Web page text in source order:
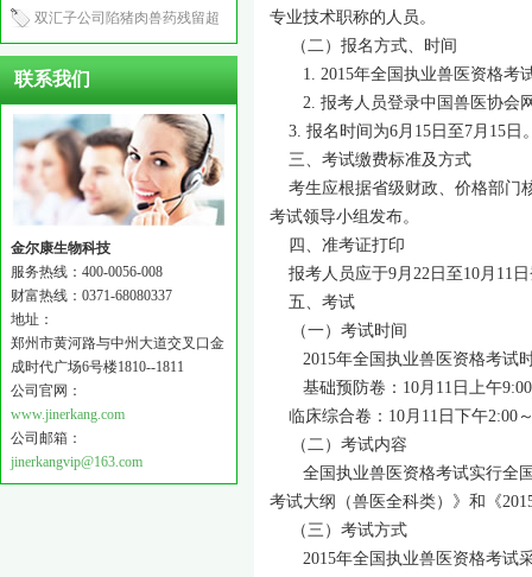
专业技术职称的人员。
（二）报名方式、时间
1. 2015年全国执业兽医资格考
2. 报考人员登录中国兽医协会
3. 报名时间为6月15日至7月15日
三、考试缴费标准及方式
考生应根据省级财政、价格部门
考试领导小组发布。
四、准考证打印
报考人员应于9月22日至10月11
五、考试
（一）考试时间
2015年全国执业兽医资格考试时
基础预防卷：10月11日上午9:00
临床综合卷：10月11日下午2:00
（二）考试内容
全国执业兽医资格考试实行全国
考试大纲（兽医全科类）》和《
（三）考试方式
2015年全国执业兽医资格考试
赴的你：笔锋所至，心之所向
双汇子公司陷猪肉兽药残留超
标风波！
联系我们
金尔康生物科技
服务热线：400-0056-008
财富热线：0371-68080337
地址：
郑州市黄河路与中州大道交叉口金
成时代广场6号楼1810--1811
公司官网：
www.jinerkang.com
公司邮箱：
jinerkangvip@163.com